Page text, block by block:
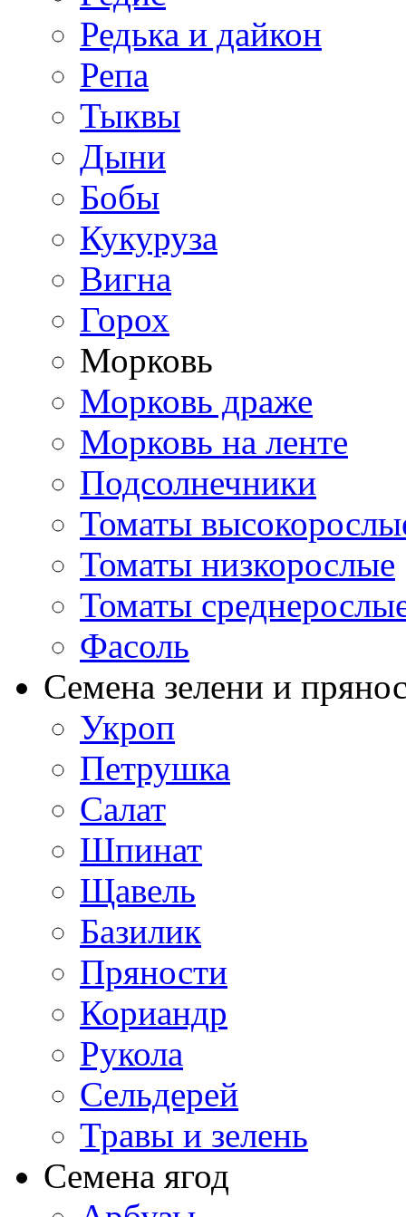
Редька и дайкон
Репа
Тыквы
Дыни
Бобы
Кукуруза
Вигна
Горох
Морковь
Морковь драже
Морковь на ленте
Подсолнечники
Томаты
Томаты низкорослые
Томаты
Фасоль
Семена зелени и
Укроп
Петрушка
Салат
Шпинат
Щавель
Базилик
Пряности
Кориандр
Рукола
Сельдерей
Травы и зелень
Семена ягод